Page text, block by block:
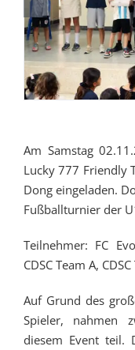
Am Samstag
Lucky 777 Friendly
Dong eingeladen.
Fußballturnier der
Teilnehmer: FC
CDSC Team A,
Auf Grund des
Spieler, nahmen
diesem Event teil.